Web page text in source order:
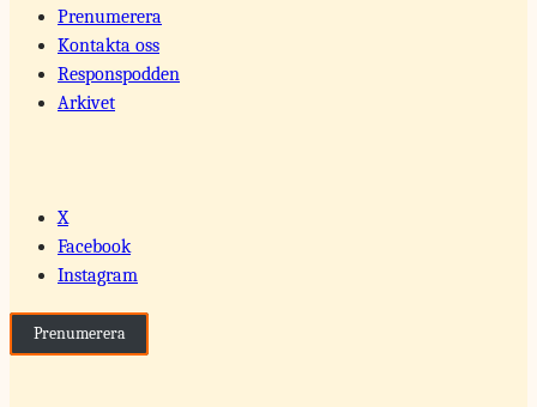
Prenumerera
Kontakta oss
Responspodden
Arkivet
X
Facebook
Instagram
Prenumerera